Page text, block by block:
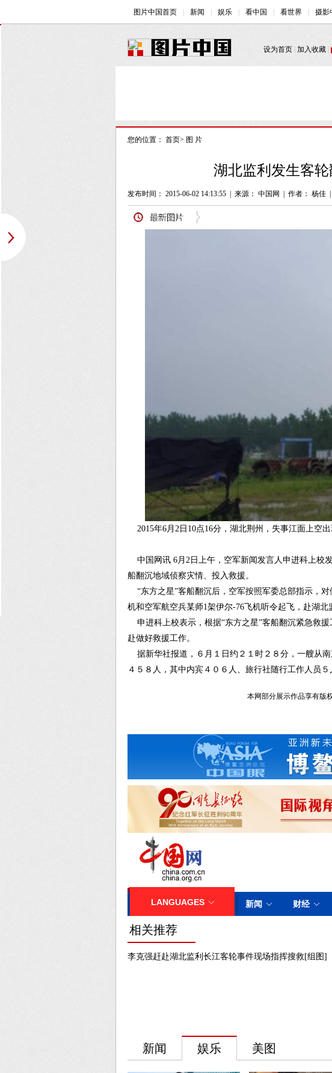
您的位置： 首页> 图 片
湖北监利发生客
发布时间： 2015-06-02 14:13:55 来源： 中国网 作者： 杨佳
2015年6月2日10点16分，湖北荆州，失事江面上空
中国网讯 6月2日上午，空军新闻发言人申进科上校
船翻沉地域侦察灾情、投入救援。
“东方之星”客船翻沉后，空军按照军委总部指示，
机和空军航空兵某师1架伊尔-76飞机听令起飞，赴湖
申进科上校表示，根据“东方之星”客船翻沉紧急救
赴做好救援工作。
据新华社报道，６月１日约２１时２８分，一艘从
４５８人，其中内宾４０６人、旅行社随行工作人员５
本网部分展示作品享有版
相关推荐
李克强赶赴湖北监利长江客轮事件现场指挥搜救[组图]